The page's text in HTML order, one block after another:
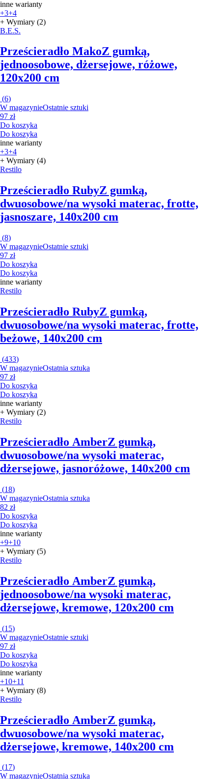
inne warianty
+3+4
+ Wymiary (2)
B.E.S.
Prześcieradło MakoZ gumką,
jednoosobowe, dżersejowe, różowe,
120x200 cm
(6)
W magazynieOstatnie sztuki
97 zł
Do koszyka
Do koszyka
inne warianty
+3+4
+ Wymiary (4)
Restilo
Prześcieradło RubyZ gumką,
dwuosobowe/na wysoki materac, frotte,
jasnoszare, 140x200 cm
(8)
W magazynieOstatnie sztuki
97 zł
Do koszyka
Do koszyka
inne warianty
Restilo
Prześcieradło RubyZ gumką,
dwuosobowe/na wysoki materac, frotte,
beżowe, 140x200 cm
(433)
W magazynieOstatnia sztuka
97 zł
Do koszyka
Do koszyka
inne warianty
+ Wymiary (2)
Restilo
Prześcieradło AmberZ gumką,
dwuosobowe/na wysoki materac,
dżersejowe, jasnoróżowe, 140x200 cm
(18)
W magazynieOstatnia sztuka
82 zł
Do koszyka
Do koszyka
inne warianty
+9+10
+ Wymiary (5)
Restilo
Prześcieradło AmberZ gumką,
jednoosobowe/na wysoki materac,
dżersejowe, kremowe, 120x200 cm
(15)
W magazynieOstatnie sztuki
97 zł
Do koszyka
Do koszyka
inne warianty
+10+11
+ Wymiary (8)
Restilo
Prześcieradło AmberZ gumką,
dwuosobowe/na wysoki materac,
dżersejowe, kremowe, 140x200 cm
(17)
W magazynieOstatnia sztuka